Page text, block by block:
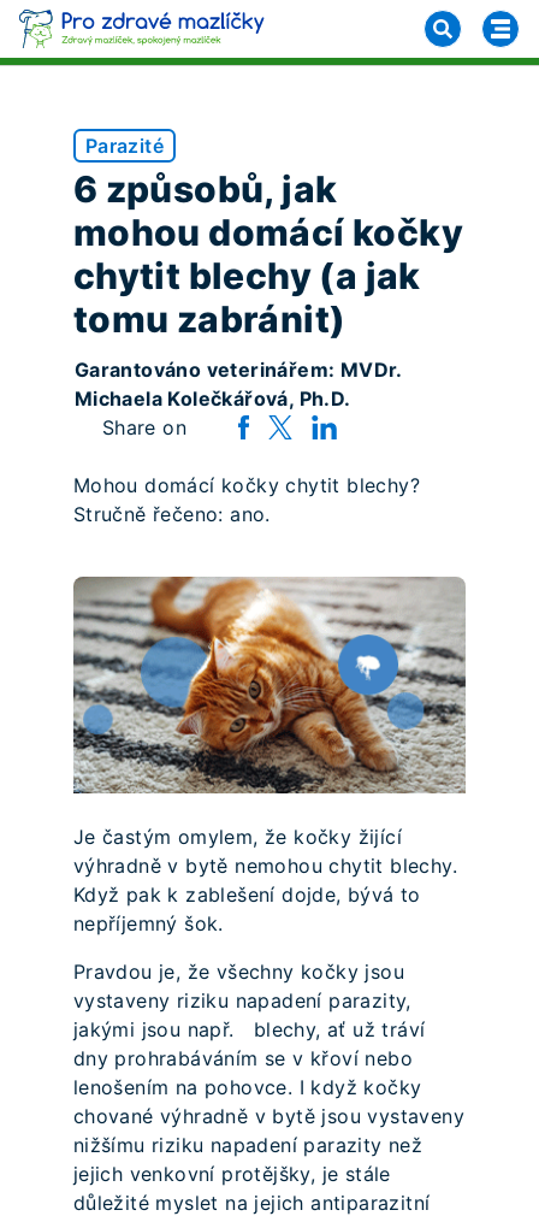
Parazité
6 způsobů, jak
mohou domácí kočky
chytit blechy (a jak
tomu zabránit)
Garantováno veterinářem: MVDr.
Michaela Kolečkářová, Ph.D.
Share on
Mohou domácí kočky chytit blechy?
Stručně řečeno: ano.
Je častým omylem, že kočky žijící
výhradně v bytě nemohou chytit blechy.
Když pak k zablešení dojde, bývá to
nepříjemný šok.
Pravdou je, že všechny kočky jsou
vystaveny riziku napadení parazity,
jakými jsou např. blechy, ať už tráví
dny prohrabáváním se v křoví nebo
lenošením na pohovce. I když kočky
chované výhradně v bytě jsou vystaveny
nižšímu riziku napadení parazity než
jejich venkovní protějšky, je stále
důležité myslet na jejich antiparazitní